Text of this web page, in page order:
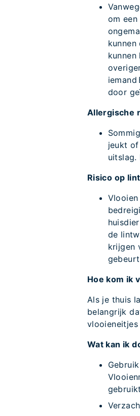
om
door
Allergische
jeukt
uitslag.
Risico op
de
krijgen
Hoe kom ik
Als je thuis
belangrijk
Wat kan ik